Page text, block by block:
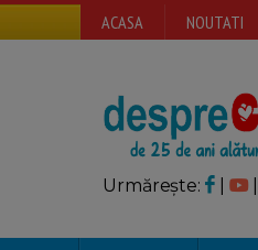
ACASA NOUTATI
Urmărește: